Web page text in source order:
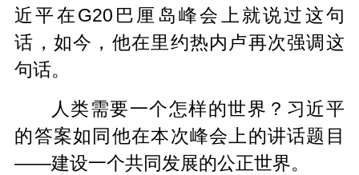
近平在G20巴厘岛峰会上就说过这句
话，如今，他在里约热内卢再次强调这
句话。
人类需要一个怎样的世界？习近平
的答案如同他在本次峰会上的讲话题目
——建设一个共同发展的公正世界。